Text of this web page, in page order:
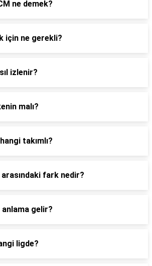
ne demek?
için ne gerekli?
izlenir?
malı?
takımlı?
fark nedir?
gelir?
ligde?